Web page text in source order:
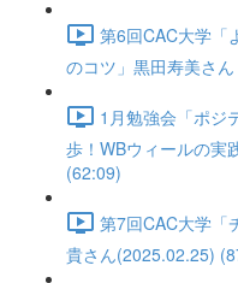
第6回CAC大学「
のコツ」黒田寿美さ
1月勉強会「ポジ
歩！WBウィールの実
(62:09)
第7回CAC大学「
貴さん(2025.02.25)